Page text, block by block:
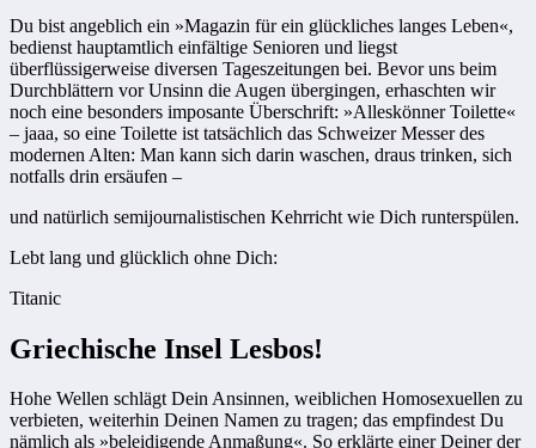
Du bist angeblich ein »Magazin für ein glückliches langes Leben«,
bedienst hauptamtlich einfältige Senioren und liegst
überflüssigerweise diversen Tageszeitungen bei. Bevor uns beim
Durchblättern vor Unsinn die Augen übergingen, erhaschten wir
noch eine besonders imposante Überschrift: »Alles­könner Toilette«
– jaaa, so eine Toilette ist tatsächlich das Schweizer Messer des
modernen Alten: Man kann sich darin waschen, draus trinken, sich
notfalls drin ersäufen –
und natürlich semijournalistischen Kehrricht wie Dich runterspülen.
Lebt lang und glücklich ohne Dich:
Titanic
Griechische Insel Lesbos!
Hohe Wellen schlägt Dein Ansinnen, weiblichen Homosexuellen zu
verbieten, weiterhin Deinen Namen zu tragen; das empfindest Du
nämlich als »beleidigende Anmaßung«. So erklärte einer Deiner der